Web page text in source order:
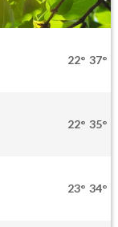
22° 37°
22° 35°
23° 34°